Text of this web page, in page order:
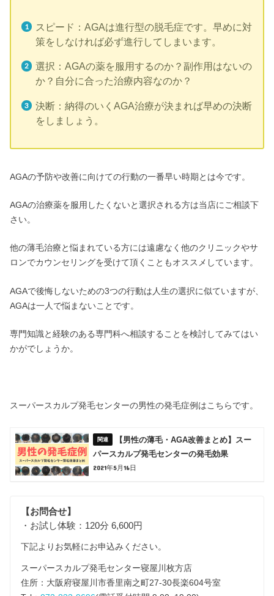
スピード：AGAは進行型の脱毛症です。早めに対
策をしなければ必ず進行してしまいます。
選択：AGAの薬を服用するのか？副作用はないの
か？自分に合った治療内容なのか？
決断：納得のいくAGA治療が決まれば早めの決断
をしましょう。
AGAの予防や改善に向けての行動の一番早い時期とは今です。
AGAの治療薬を服用したくないと選択される方は当店にご相談下
さい。
他の薄毛治療と悩まれている方には遠慮なく他のクリニックやサ
ロンでカウンセリングを受けて頂くこともオススメしています。
AGAで後悔しないための3つの行動は人生の選択に似ていますが、
AGAは一人で悩まないことです。
専門知識と経験のある専門科へ相談することを検討してみてはい
かがでしょうか。
スーパースカルプ発毛センターの男性の発毛症例はこちらです。
【男性の薄毛・AGA改善まとめ】スー
パースカルプ発毛センターの発毛効果
2021年5月16日
【お問合せ】
・お試し体験：120分 6,600円
下記よりお気軽にお申込みください。
スーパースカルプ発毛センター寝屋川枚方店
住所：大阪府寝屋川市香里南之町27-30長楽604号室